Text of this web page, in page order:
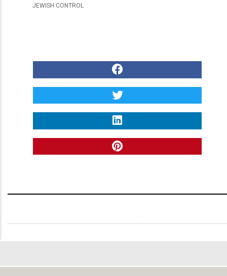
JEWISH CONTROL